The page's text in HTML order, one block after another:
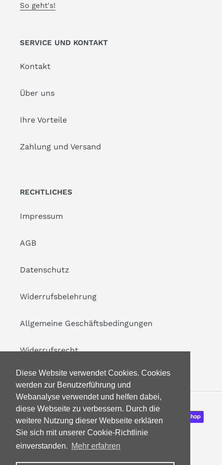
Diese Website verwendet Cookies. Cookies
werden zur Benutzerführung und
Webanalyse verwendet und helfen dabei,
diese Webseite zu verbessern. Durch die
weitere Nutzung dieser Webseite erklären
Sie sich mit unserer Cookie-Richtlinie
einverstanden. Mehr erfahren
So geht's!
SERVICE UND KONTAKT
Kontakt
Über uns
Ihre Vorteile
Zahlung und Versand
RECHTLICHES
Impressum
AGB
Datenschutz
Widerrufsbelehrung
Allgemeine Geschäftsbedingungen
Widerrufsrecht
Zahlungsarten